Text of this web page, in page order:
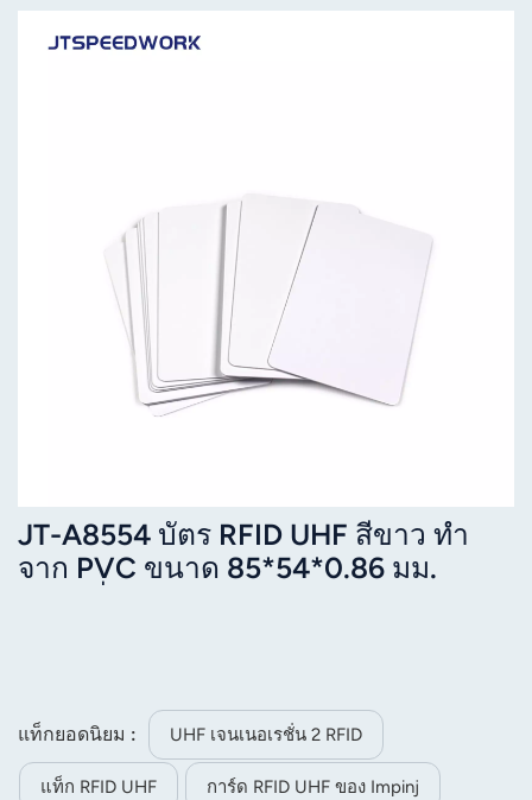
JT-A8554 บัตร RFID UHF สีขาว ทำ
จาก PVC ขนาด 85*54*0.86 มม.
แท็กยอดนิยม : UHF เจนเนอเรชั่น 2 RFID
แท็ก RFID UHF การ์ด RFID UHF ของ Impinj